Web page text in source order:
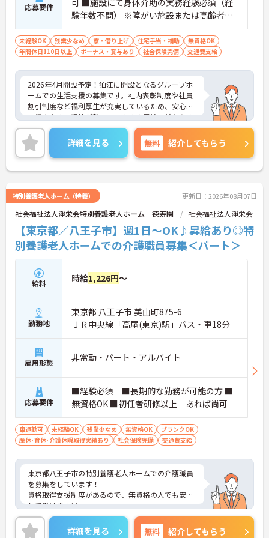
応募要件
可 ■施設にて身体介助の実務経験必須（経
験年数不問） ※障がい施設または高齢者施
設での勤務経験あれば尚可
未経験OK 残業少なめ 寮・借り上げ 住宅手当・補助
無資格OK
年間休日110日以上
ボーナス・賞与あり 社会保険完備 交通費支給
2026年4月開設予定！狛江に開設となるグループホ
ームでの生活支援の募集です。社内表彰制度や社員
割引制度など福利厚生が充実しているため、安心し
て働きやすい環境が整っています♪昇給・賞与ある
ため頑張りをしっかり評価される職場です☆ご興味
ある方は面接ポイントをお伝えしますので、お気軽
にご連絡ください。
詳細を見る 無料 紹介してもらう
特別養護老人ホーム（特養） 更新日：2026年08月07日
社会福祉法人淨栄会特別養護老人ホーム 徳寿園 社会福祉法人淨栄会
【東京都／八王子市】週1日～OK♪昇給あり◎特
別養護老人ホームでの介護職員募集＜パート＞
給料 時給1,226円～
勤務地
東京都 八王子市 美山町875-6
ＪＲ中央線「高尾(東京)駅」バス・車18分
雇用形態 非常勤・パート・アルバイト
応募要件
■経験必須 ■長期的な勤務が可能の方 ■
無資格OK ■初任者研修以上 あれば尚可
車通勤可 未経験OK 残業少なめ 無資格OK
ブランクOK
産休･育休･介護休暇取得実績あり
社会保険完備 交通費支給
東京都八王子市の特別養護老人ホームでの介護職員
を募集をしています！
資格取得支援制度があるので、無資格の人でも安心
して働けます◎
勤務時間や日数も相談可能なので自分のライフスタ
イルに合わせて働ける職場です♪
詳細を見る 無料 紹介してもらう